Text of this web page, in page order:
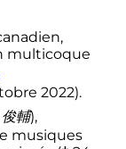
multicoque
2022).
輔),
musiques